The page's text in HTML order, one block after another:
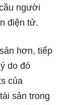
người
điện tử.
hơn, tiếp
do đó
của
sản trong